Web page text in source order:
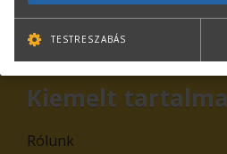
TOVÁBB
Leiratkozás
Kiemelt
Rólunk
TESTRESZABÁS